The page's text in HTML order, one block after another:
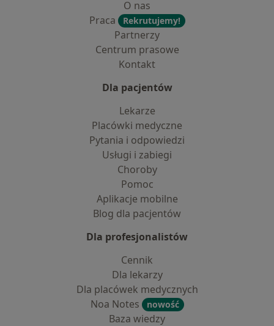
O nas
Praca
Rekrutujemy!
Partnerzy
Centrum prasowe
Kontakt
Dla pacjentów
Lekarze
Placówki medyczne
Pytania i odpowiedzi
Usługi i zabiegi
Choroby
Pomoc
Aplikacje mobilne
Blog dla pacjentów
Dla profesjonalistów
Cennik
Dla lekarzy
Dla placówek medycznych
Noa Notes
nowość
Baza wiedzy